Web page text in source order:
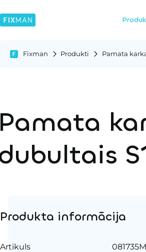
Fixman Produkti Pamata
Produkta informācija
Artikuls
081735M